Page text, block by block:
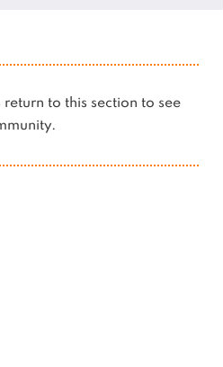
return to this section to see